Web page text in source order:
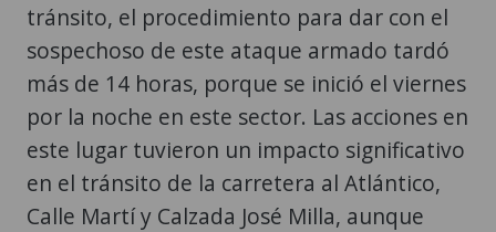
tránsito, el procedimiento para dar con el
sospechoso de este ataque armado tardó
más de 14 horas, porque se inició el viernes
por la noche en este sector. Las acciones en
este lugar tuvieron un impacto significativo
en el tránsito de la carretera al Atlántico,
Calle Martí y Calzada José Milla, aunque